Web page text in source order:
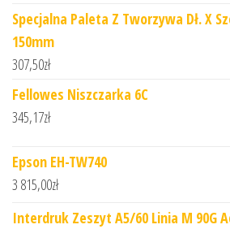
Specjalna Paleta Z Tworzywa Dł. X
150mm
307,50zł
Fellowes Niszczarka 6C
345,17zł
Epson EH-TW740
3 815,00zł
Interdruk Zeszyt A5/60 Linia M 90G